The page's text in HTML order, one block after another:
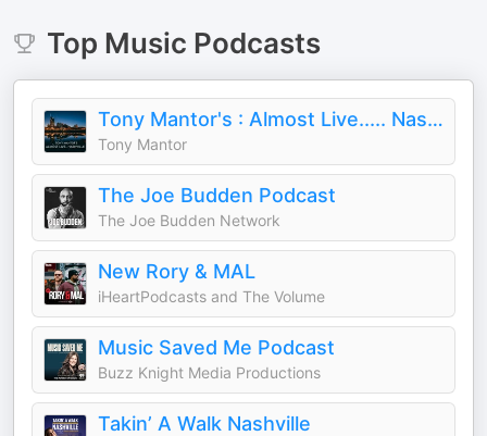
Top Music Podcasts
Tony Mantor's : Almost Live..... Nashville
Tony Mantor
The Joe Budden Podcast
The Joe Budden Network
New Rory & MAL
iHeartPodcasts and The Volume
Music Saved Me Podcast
Buzz Knight Media Productions
Takin’ A Walk Nashville